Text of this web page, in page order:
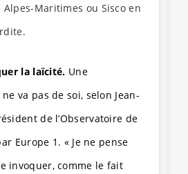
Alpes-Maritimes ou Sisco en
la laïcité. Une
va pas de soi, selon Jean-
de l’Observatoire de
Europe 1. « Je ne pense
invoquer, comme le fait